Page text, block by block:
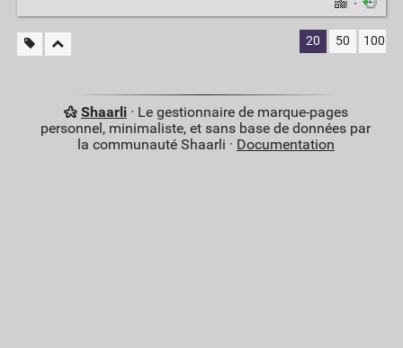
·
20 50 100
Shaarli· Le gestionnaire de marque-pages
personnel, minimaliste, et sans base de données par
la communauté Shaarli · Documentation